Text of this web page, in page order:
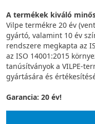
A termékek kiváló
Vilpe termékre 20 év
gyártó, valamint 10 év
rendszere megkapta az
az ISO 14001:2015
tanúsítványok a VILPE-
gyártására és
Garancia: 20 év!